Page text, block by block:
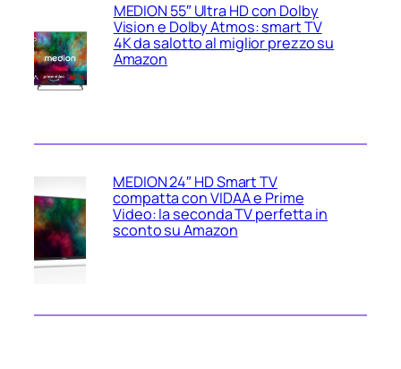
MEDION 55″ Ultra HD con Dolby
Vision e Dolby Atmos: smart TV
4K da salotto al miglior prezzo su
Amazon
MEDION 24″ HD Smart TV
compatta con VIDAA e Prime
Video: la seconda TV perfetta in
sconto su Amazon